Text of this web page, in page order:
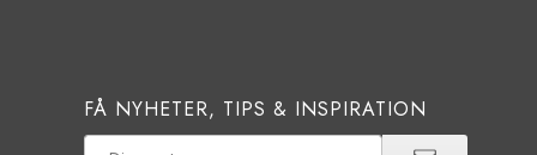
FÅ NYHETER, TIPS & INSPIRATION